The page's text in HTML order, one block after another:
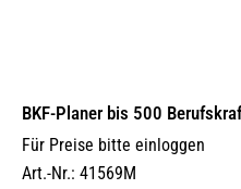
BKF-Planer bis 500
Für Preise bitte einloggen
Art.-Nr.: 41569M